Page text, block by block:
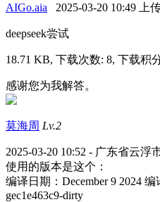
AIGo.aia 2025-03-20 10:49 上
deepseek尝试
18.71 KB, 下载次数: 8, 下载积
感谢您为我解答。
莫海周 Lv.2
2025-03-20 10:52 - 广东省云
使用的版本是这个：
编译日期：December 9 2024
gec1e463c9-dirty